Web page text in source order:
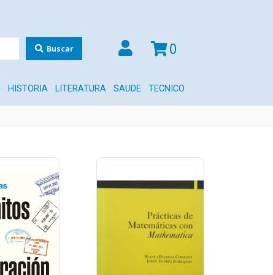
Buscar 0
HISTORIA LITERATURA SAUDE TECNICO